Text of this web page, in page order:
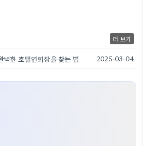
더 보기
한 호텔연회장을 찾는 법 2025-03-04